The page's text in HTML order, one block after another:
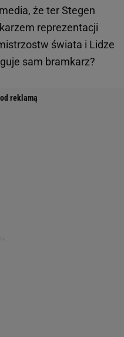
że ter Stegen
reprezentacji
świata i Lidze
sam bramkarz?